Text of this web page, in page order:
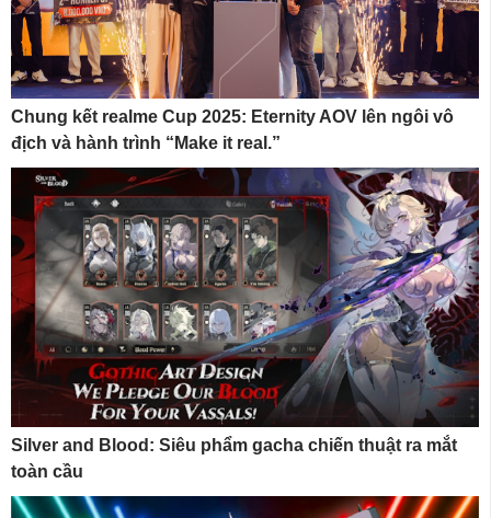
Chung kết realme Cup 2025: Eternity AOV lên ngôi vô
địch và hành trình “Make it real.”
Silver and Blood: Siêu phẩm gacha chiến thuật ra mắt
toàn cầu